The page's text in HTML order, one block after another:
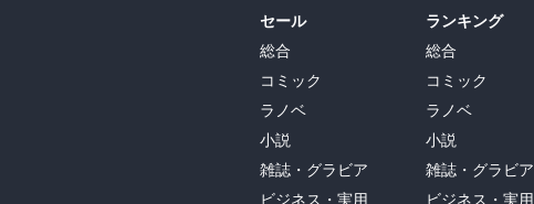
セール
総合
コミック
ラノベ
小説
雑誌・グラビア
ビジネス・実用
ランキング
総合
コミック
ラノベ
小説
雑誌・グラビア
ビジネス・実用